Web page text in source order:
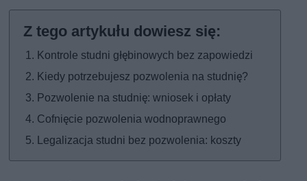
Kontrole studni głębinowych bez zapowiedzi
Kiedy potrzebujesz pozwolenia na studnię?
Pozwolenie na studnię: wniosek i opłaty
Cofnięcie pozwolenia wodnoprawnego
Legalizacja studni bez pozwolenia: koszty